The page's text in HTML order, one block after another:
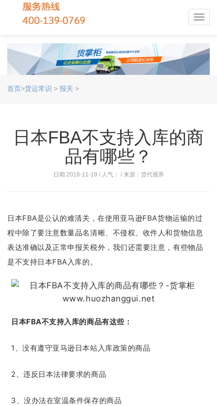
首页>货运常识 > 报关 >
日本FBA不支持入库的商
品有哪些？
日期:2018-11-19 / 人气： / 来源：货代视界
日本FBA是公认的难清关，在使用亚马逊FBA货物运输的过
程中除了要注意数量品名清晰、不侵权、收件人和货物信息
表达准确以及正常申报关税外，我们还需要注意，有些物品
是不支持日本FBA入库的。
日本FBA不支持入库的商品有这些：
1、没有遵守亚马逊日本站入库政策的商品
2、违反日本法律要求的商品
3、没办法在室温条件保存的商品